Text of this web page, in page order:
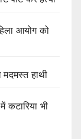
आयोग को
मदमस्त हाथी
भी